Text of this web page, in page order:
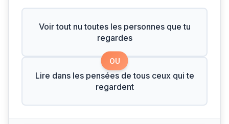
Voir tout nu toutes les personnes que tu
regardes
OU
Lire dans les pensées de tous ceux qui te
regardent